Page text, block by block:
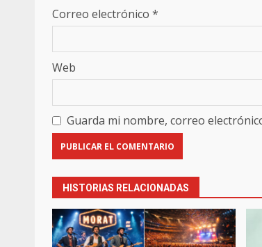
Correo electrónico *
Web
Guarda mi nombre, correo
HISTORIAS RELACIONADAS